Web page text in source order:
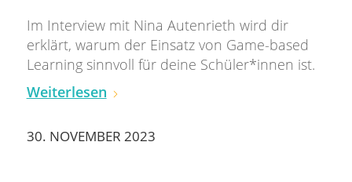
Im Interview mit Nina Autenrieth wird dir
erklärt, warum der Einsatz von Game-based
Learning sinnvoll für deine Schüler*innen ist.
Weiterlesen
30. NOVEMBER 2023